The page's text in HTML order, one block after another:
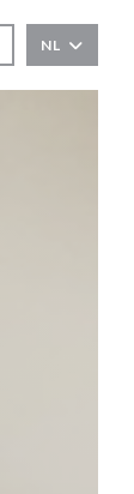
NL